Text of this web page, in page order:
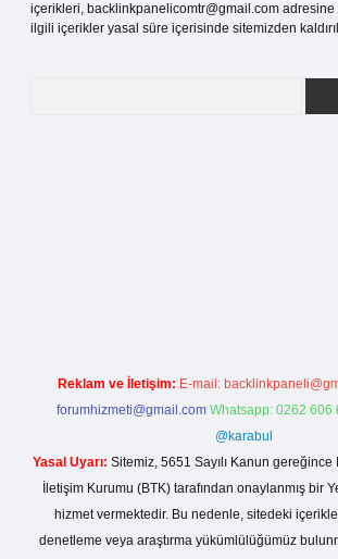
içerikleri, backlinkpanelicomtr@gmail.com adresine
ilgili içerikler yasal süre içerisinde sitemizden
Reklam ve İletişim: E-mail:
forumhizmeti@gmail.com Whatsapp: 0262 606
@karabul
Yasal Uyarı: Sitemiz, 5651 Sayılı Kanun
İletişim Kurumu (BTK) tarafından onaylanmış bir
hizmet vermektedir. Bu nedenle, sitedeki
denetleme veya araştırma yükümlülüğümüz